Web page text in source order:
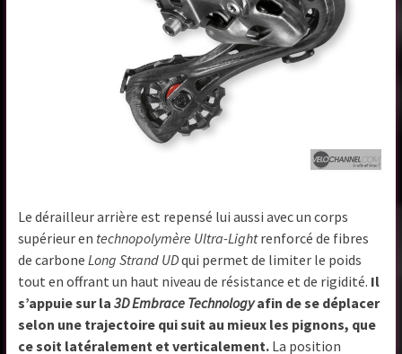
Le dérailleur arrière est repensé lui aussi avec un corps
supérieur en technopolymère Ultra-Lightrenforcé de fibres
de carboneLong Strand UDqui permet de limiter le poids
tout en offrant un haut niveau de résistance et de rigidité. Il
s’appuie sur la3D Embrace Technologyafin de se déplacer
selon une trajectoire qui suit au mieux les pignons, que
ce soit latéralement et verticalement. La position